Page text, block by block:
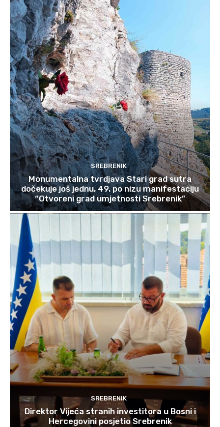
SREBRENIK
Monumentalna tvrdjava Stari grad sutra
dočekuje još jednu, 49. po nizu manifestaciju
“Otvoreni grad umjetnosti Srebrenik”
SREBRENIK
Direktor Vijeća stranih investitora u Bosni i
Hercegovini posjetio Srebrenik